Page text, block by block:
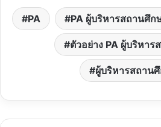
PA PA ผู้บริหารสถานศึก
ตัวอย่าง PA ผู้บริหาร
ผู้บริหารสถาน